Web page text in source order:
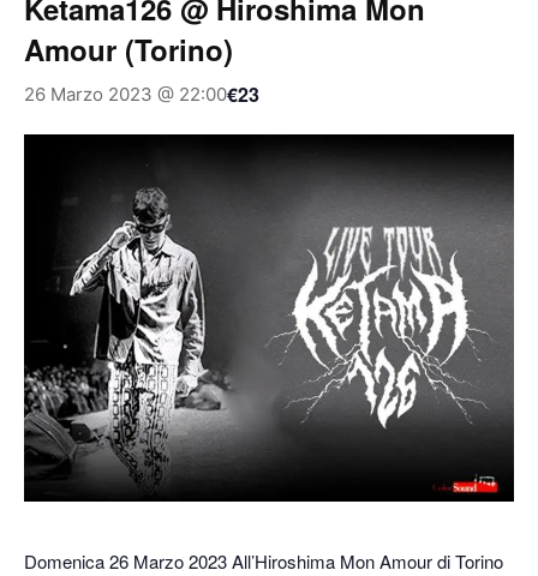
Ketama126 @ Hiroshima Mon
Amour (Torino)
26 Marzo 2023 @ 22:00€23
Domenica 26 Marzo 2023 All’Hiroshima Mon Amour di Torino